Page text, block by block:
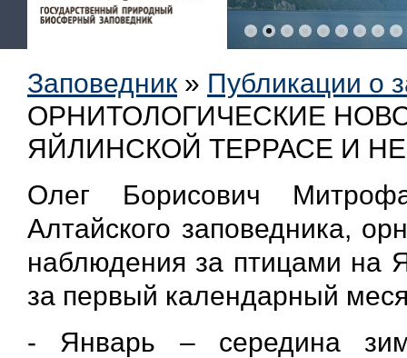
Заповедник » Публикации о
ОРНИТОЛОГИЧЕСКИЕ
ЯЙЛИНСКОЙ ТЕРРАСЕ И НЕ
Олег Борисович
Алтайского заповедника,
наблюдения за птицами на
за первый календарный
- Январь – середина